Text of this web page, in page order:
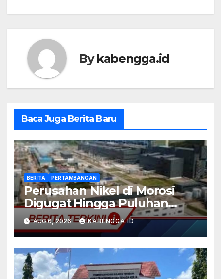
Bykabengga.id
Baca Juga Berita Baru
BERITA PERTAMBANGAN
Perusahan Nikel di Morosi
Digugat Hingga Puluhan
Miliar
AUG 6, 2026 KABENGGA.ID